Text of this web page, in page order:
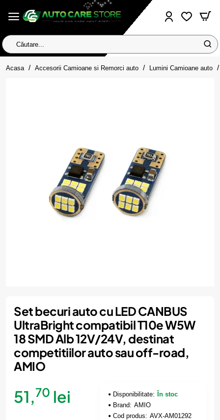
Căutare...
Acasa homeAccesorii Camioane si Remorci auto Lumini Camioane auto
Set becuri auto cu LED CANBUS
UltraBright compatibil T10e W5W
18 SMD Alb 12V/24V, destinat
competitiilor auto sau off-road,
AMIO
51,70 lei Disponibilitate:
În stoc
Brand: AMIO
Cod produs: AVX-AM01292